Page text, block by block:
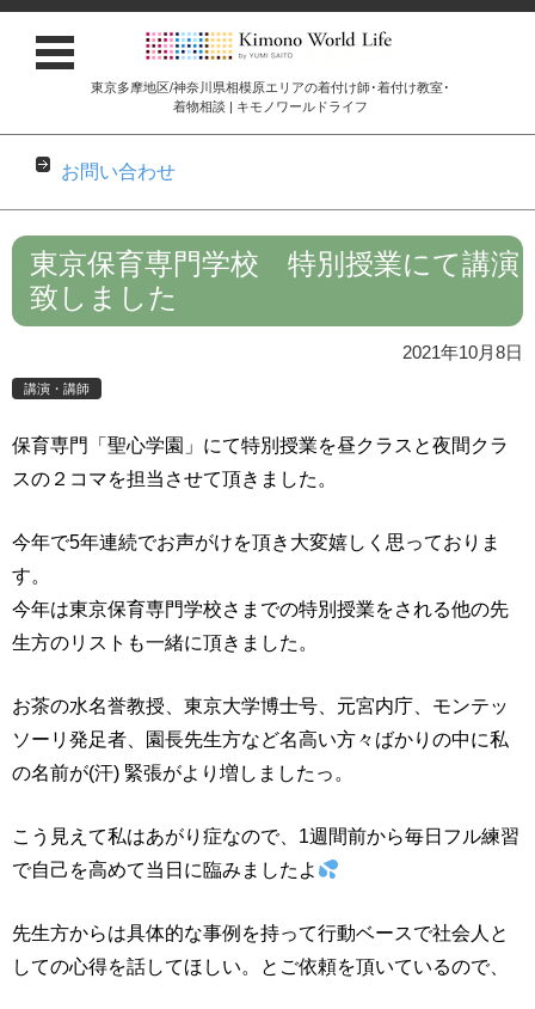
東京多摩地区/神奈川県相模原エリアの着付け師･着付け教室･
着物相談 | キモノワールドライフ
お問い合わせ
コンテンツに移動
東京保育専門学校 特別授業にて講演
致しました
2021年10月8日
講演・講師
保育専門「聖心学園」にて特別授業を昼クラスと夜間クラ
スの２コマを担当させて頂きました。
今年で5年連続でお声がけを頂き大変嬉しく思っておりま
す。
今年は東京保育専門学校さまでの特別授業をされる他の先
生方のリストも一緒に頂きました。
お茶の水名誉教授、東京大学博士号、元宮内庁、モンテッ
ソーリ発足者、園長先生方など名高い方々ばかりの中に私
の名前が(汗) 緊張がより増しましたっ。
こう見えて私はあがり症なので、1週間前から毎日フル練習
で自己を高めて当日に臨みましたよ
先生方からは具体的な事例を持って行動ベースで社会人と
しての心得を話してほしい。とご依頼を頂いているので、